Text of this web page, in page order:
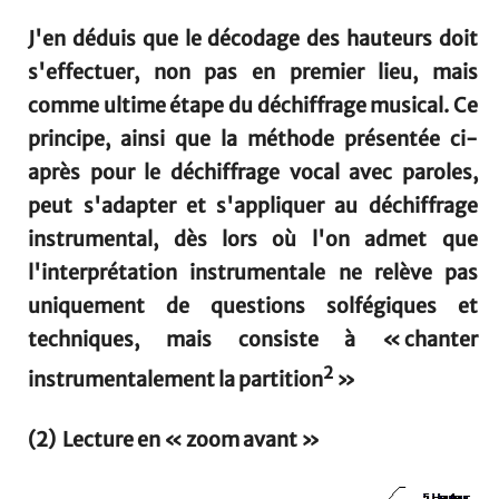
J'en déduis que le décodage des hauteurs doit
s'effectuer, non pas en premier lieu, mais
comme ultime étape du déchiffrage musical. Ce
principe, ainsi que la méthode présentée ci-
après pour le déchiffrage vocal avec paroles,
peut s'adapter et s'appliquer au déchiffrage
instrumental, dès lors où l'on admet que
l'interprétation instrumentale ne relève pas
uniquement de questions solfégiques et
techniques, mais consiste à « chanter
instrumentalement la partition2 »
(2) Lecture en « zoom avant »